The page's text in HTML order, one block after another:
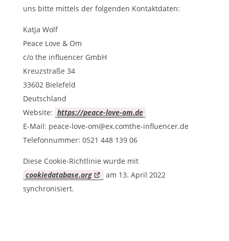
uns bitte mittels der folgenden Kontaktdaten:
Katja Wolf
Peace Love & Om
c/o the influencer GmbH
Kreuzstraße 34
33602 Bielefeld
Deutschland
Website: https://peace-love-om.de
E-Mail: peace-love-om@ex.comthe-influencer.de
Telefonnummer: 0521 448 139 06
Diese Cookie-Richtlinie wurde mit
cookiedatabase.org
am 13. April 2022
synchronisiert.